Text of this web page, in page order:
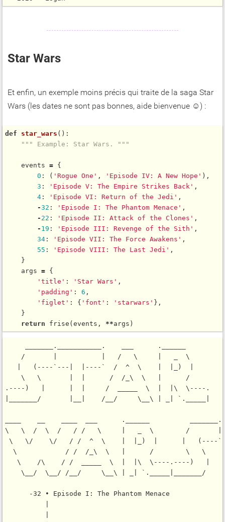
Star Wars
Et enfin, un exemple moins précis qui traite de la saga Star
Wars (les dates ne sont pas bonnes, aide bienvenue ☺) :
def star_wars ():
""" Example: Star Wars. """
    events
= {
0 : ( 'Rogue One' , 'Episode IV: A New Hope' ),
3 : 'Episode V: The Empire Strikes Back' ,
4 : 'Episode VI: Return of the Jedi' ,
-32 : 'Episode I: The Phantom Menace' ,
- 22 : 'Episode II: Attack of the Clones' ,
- 19 : 'Episode III: Revenge of the Sith' ,
34 : 'Episode VII: The Force Awakens' ,
55 : 'Episode VIII: The Last Jedi' ,
    }
    args
= {
'title' : 'Star Wars' ,
'padding' : 6 ,
'figlet' : { 'font' : 'starwars' },
    }
return
frise (events, **
     _______.___________.    ___      .______
    /       |           |   /   \     |   _  \
   |   (----`---|  |----`  /  ^  \    |  |_)  |
    \   \       |  |      /  /_\  \   |      /
.----)   |      |  |     /  _____  \  |  |\  \----.
|_______/       |__|    /__/     \__\ | _| `._____|
____    __    ____  ___      .______          _______.
\   \  /  \  /   / /   \     |   _  \        /       |
\   \/    \/   / /  ^  \    |  |_)  |      |   (----`
  \            / /  /_\  \   |      /        \   \
   \    /\    / /  _____  \  |  |\  \----.----)   |
    \__/  \__/ /__/     \__\ | _| `._____|_______/
      -32 • Episode I: The Phantom Menace